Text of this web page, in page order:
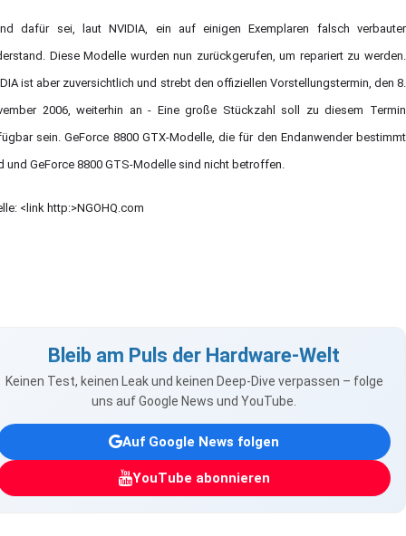
dafür sei, laut NVIDIA, ein auf einigen Exemplaren falsch verbauter
Diese Modelle wurden nun zurückgerufen, um repariert zu werden.
ist aber zuversichtlich und strebt den offiziellen Vorstellungstermin, den 8.
2006, weiterhin an - Eine große Stückzahl soll zu diesem Termin
sein. GeForce 8800 GTX-Modelle, die für den Endanwender bestimmt
und GeForce 8800 GTS-Modelle sind nicht betroffen.
<link http:>NGOHQ.com
Bleib am Puls der Hardware-Welt
Keinen Test, keinen Leak und keinen Deep-Dive verpassen – folge
uns auf Google News und YouTube.
Auf Google News folgen
YouTube abonnieren